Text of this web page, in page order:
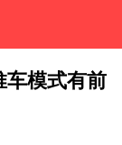
车模式有前